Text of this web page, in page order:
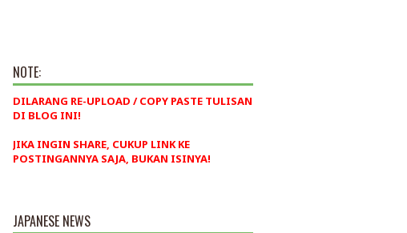
NOTE:
DILARANG RE-UPLOAD / COPY PASTE TULISAN
DI BLOG INI!
JIKA INGIN SHARE, CUKUP LINK KE
POSTINGANNYA SAJA, BUKAN ISINYA!
JAPANESE NEWS